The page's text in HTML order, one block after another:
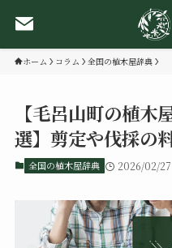
ホーム コラム 全国の植木屋辞典
【毛呂山町の植木
選】剪定や伐採の
全国の植木屋辞典 2026/02/27